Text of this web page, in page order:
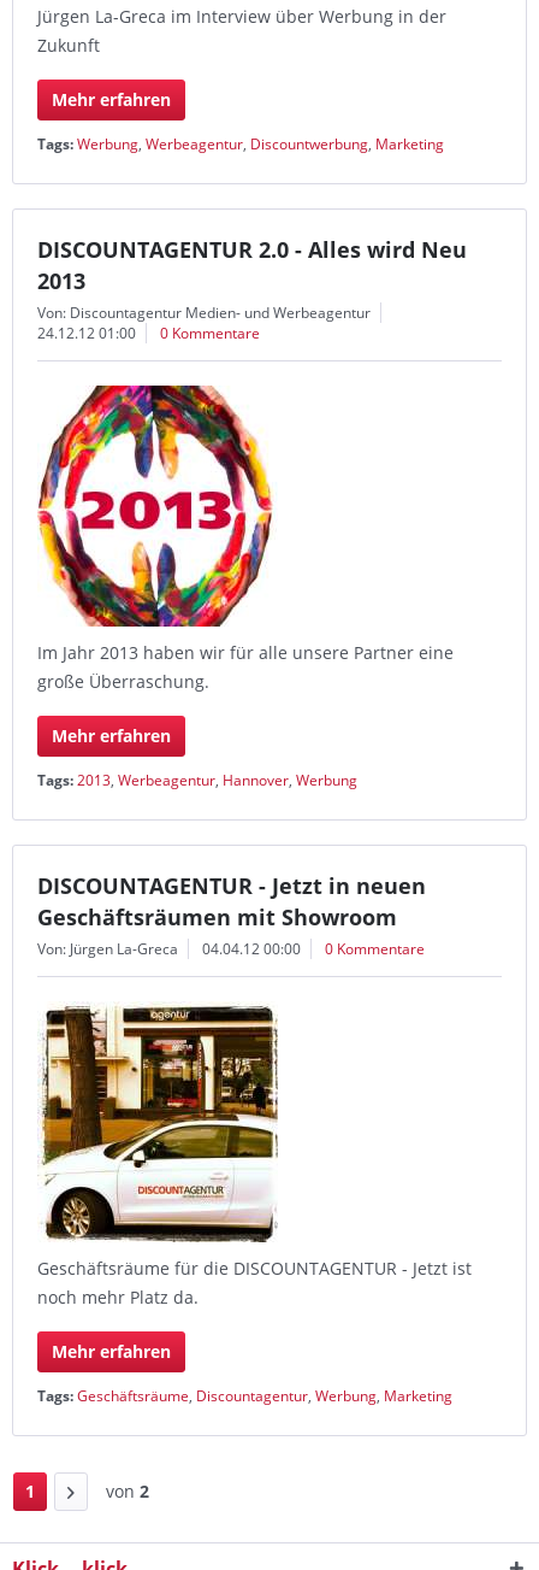
Jürgen La-Greca im Interview über Werbung in der
Zukunft
Mehr erfahren
Tags:Werbung, Werbeagentur, Discountwerbung, Marketing
DISCOUNTAGENTUR 2.0 - Alles wird Neu
2013
Von: Discountagentur Medien- und Werbeagentur
24.12.12 01:00
0 Kommentare
Im Jahr 2013 haben wir für alle unsere Partner eine
große Überraschung.
Mehr erfahren
Tags:2013, Werbeagentur, Hannover, Werbung
DISCOUNTAGENTUR - Jetzt in neuen
Geschäftsräumen mit Showroom
Von: Jürgen La-Greca 04.04.12 00:00 0 Kommentare
Geschäftsräume für die DISCOUNTAGENTUR - Jetzt ist
noch mehr Platz da.
Mehr erfahren
Tags:Geschäftsräume, Discountagentur, Werbung, Marketing
1 von 2